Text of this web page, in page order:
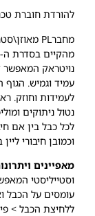
להורדת חוברת
מחברPL מאוזן\סטריאו (
נויטראק המאפשר
לעמידות וחוזק.
לכל כבל בין אם
וכמובן חיבורי
מאפיינים
וסטייליסטי
עומסים על הכבל
ללחיצת הכבל >